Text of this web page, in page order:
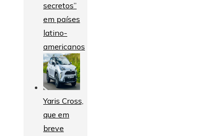
secretos”
em países
latino-
americanos
Yaris Cross,
que em
breve